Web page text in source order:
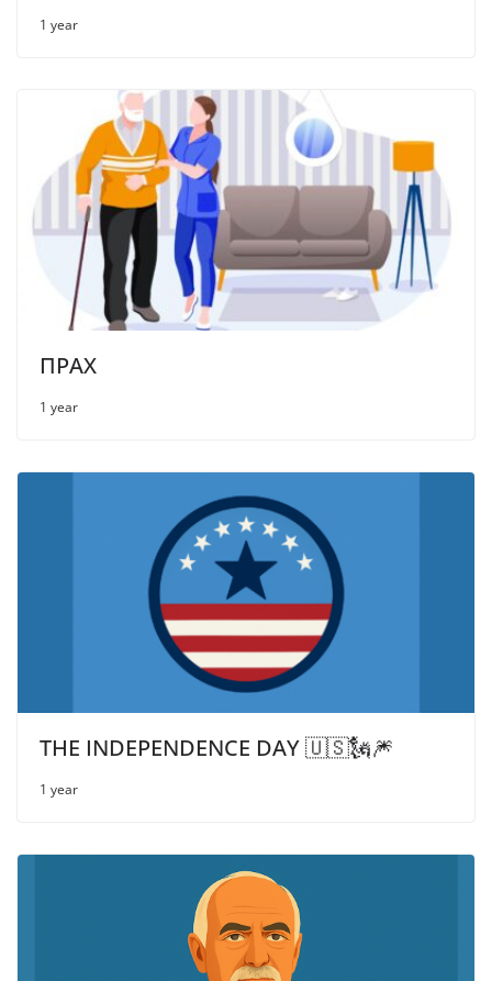
1 year
ПРАХ
1 year
THE INDEPENDENCE DAY 🇺🇸🗽🎆
1 year